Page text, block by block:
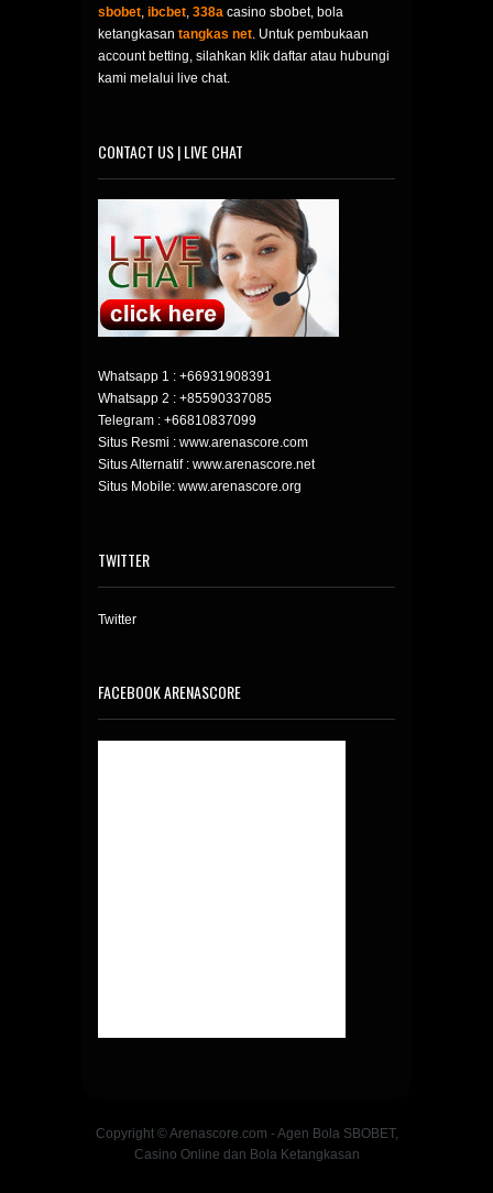
sbobet, ibcbet, 338a casino sbobet, bola
ketangkasan tangkas net. Untuk pembukaan
account betting, silahkan klik daftar atau hubungi
kami melalui live chat.
CONTACT US | LIVE CHAT
Whatsapp 1 : +66931908391
Whatsapp 2 : +85590337085
Telegram : +66810837099
Situs Resmi : www.arenascore.com
Situs Alternatif : www.arenascore.net
Situs Mobile: www.arenascore.org
TWITTER
Twitter
FACEBOOK ARENASCORE
Copyright © Arenascore.com - Agen Bola SBOBET,
Casino Online dan Bola Ketangkasan